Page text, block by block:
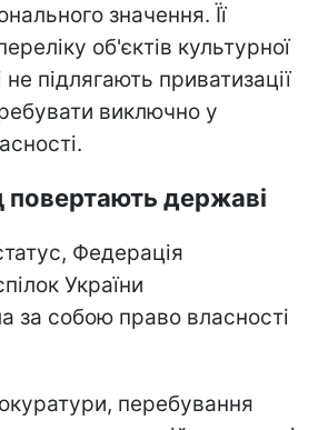
значення. Її
об'єктів культурної
підлягають приватизації
виключно у
державі
Федерація
України
за собою право власності
перебування